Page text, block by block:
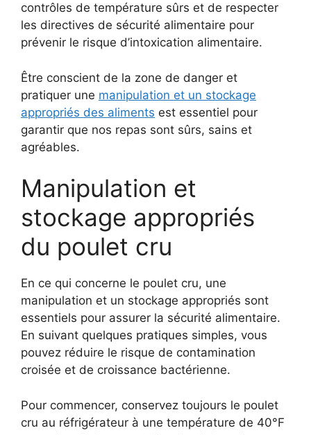
contrôles de température sûrs et de respecter
les directives de sécurité alimentaire pour
prévenir le risque d’intoxication alimentaire.
Être conscient de la zone de danger et
pratiquer une manipulation et un stockage
appropriés des aliments est essentiel pour
garantir que nos repas sont sûrs, sains et
agréables.
Manipulation et
stockage appropriés
du poulet cru
En ce qui concerne le poulet cru, une
manipulation et un stockage appropriés sont
essentiels pour assurer la sécurité alimentaire.
En suivant quelques pratiques simples, vous
pouvez réduire le risque de contamination
croisée et de croissance bactérienne.
Pour commencer, conservez toujours le poulet
cru au réfrigérateur à une température de 40°F